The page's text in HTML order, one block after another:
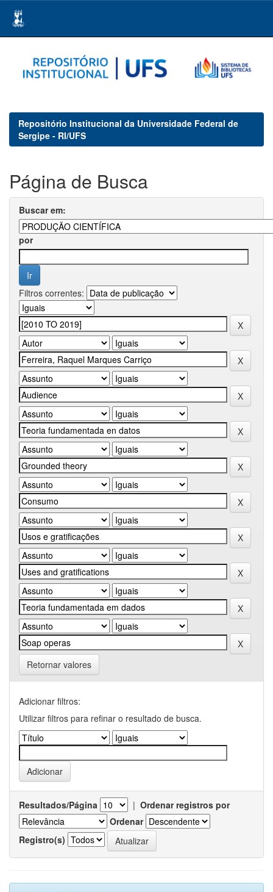
navigation
Repositório Institucional da Universidade Federal de
Sergipe - RI/UFS
Página de Busca
Buscar em:
por
Filtros correntes:
Retornar valores
Adicionar filtros:
Utilizar filtros para refinar o resultado de busca.
Resultados/Página | Ordenar registros por
Ordenar
Registro(s)